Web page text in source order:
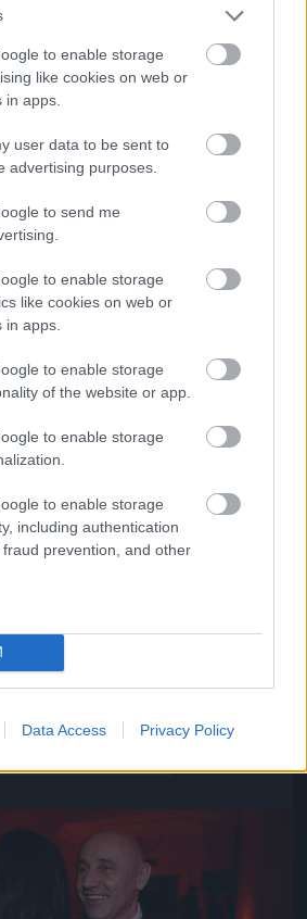
to enable storage
like cookies on web or
apps.
user data to be sent to
advertising purposes.
to send me
to enable storage
like cookies on web or
apps.
to enable storage
of the website or app.
to enable storage
to enable storage
including authentication
prevention, and other
Data Access Privacy Policy
még kép!
Jön még kép!